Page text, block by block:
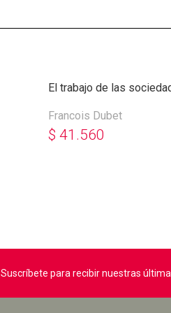
El trabajo de las
Francois Dubet
$ 41.560
Suscríbete para recibir nuestras